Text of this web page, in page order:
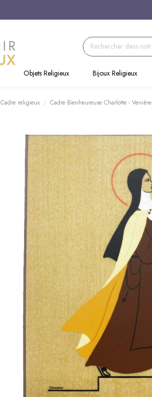
Objets Religieux
Bijoux Religieux
Cadre religieux Cadre Bienheureuse Charlotte - Venière